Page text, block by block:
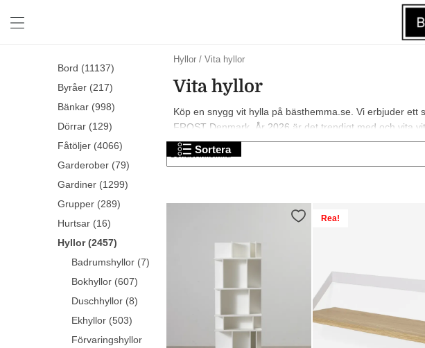
Hyllor/ Vita hyllor
Vita hyllor
Köp en snygg vit hylla på bästhemma.se. Vi erbjuder
FROST Denmark. År 2026 är det trendigt med och vita
Sortera
Rea!
Bord (11137)
Byråer (217)
Bänkar (998)
Dörrar (129)
Fåtöljer (4066)
Garderober (79)
Gardiner (1299)
Grupper (289)
Hurtsar (16)
Hyllor (2457)
Badrumshyllor (7)
Bokhyllor (607)
Duschhyllor (8)
Ekhyllor (503)
Förvaringshyllor